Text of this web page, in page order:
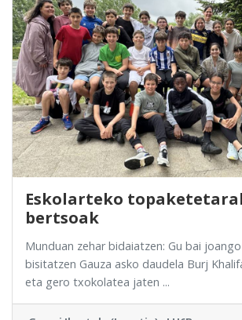
Eskolarteko
bertsoak
Munduan zehar bidaiatzen: Gu bai
bisitatzen Gauza asko daudela Burj
eta gero txokolatea jaten ...